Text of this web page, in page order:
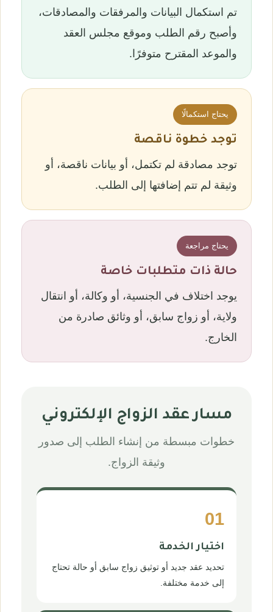
تم استكمال البيانات والمرفقات والمصادقات،
وأصبح رقم الطلب وموقع مجلس العقد
والموعد المقترح متوفرًا.
يحتاج استكمالًا
توجد خطوة ناقصة
توجد مصادقة لم تكتمل، أو بيانات ناقصة، أو
وثيقة لم تتم إضافتها إلى الطلب.
يحتاج مراجعة
حالة ذات متطلبات خاصة
يوجد اختلاف في الجنسية، أو وكالة، أو انتقال
ولاية، أو زواج سابق، أو وثائق صادرة من
الخارج.
مسار عقد الزواج الإلكتروني
خطوات مبسطة من إنشاء الطلب إلى صدور
وثيقة الزواج.
01
اختيار الخدمة
تحديد عقد جديد أو توثيق زواج سابق أو حالة تحتاج
إلى خدمة مختلفة.